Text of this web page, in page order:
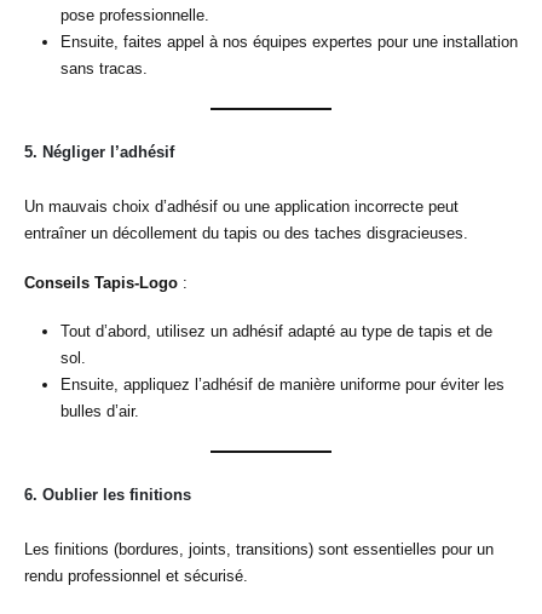
pose professionnelle.
Ensuite, faites appel à nos équipes expertes pour une installation
sans tracas.
5. Négliger l’adhésif
Un mauvais choix d’adhésif ou une application incorrecte peut
entraîner un décollement du tapis ou des taches disgracieuses.
Conseils Tapis-Logo :
Tout d’abord, utilisez un adhésif adapté au type de tapis et de
sol.
Ensuite, appliquez l’adhésif de manière uniforme pour éviter les
bulles d’air.
6. Oublier les finitions
Les finitions (bordures, joints, transitions) sont essentielles pour un
rendu professionnel et sécurisé.